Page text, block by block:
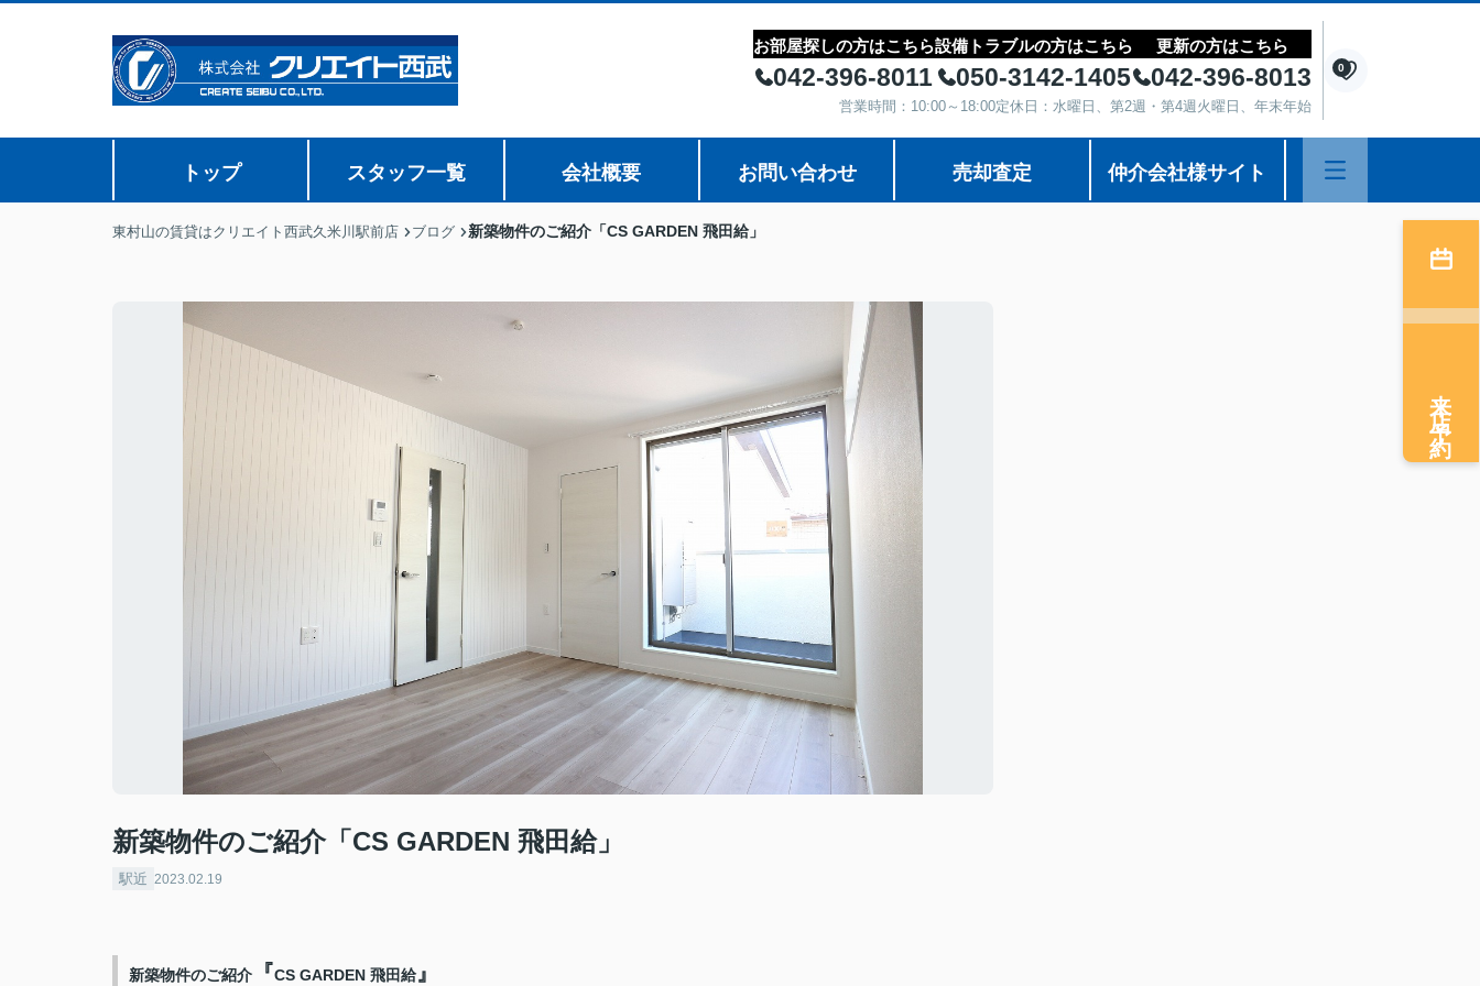
お部屋探しの方はこちら
042-396-8011
設備トラブルの方はこちら
050-3142-1405
更新の方はこちら
042-396-8013
営業時間：10:00～18:00定休日：水曜日、第2週・第4週火曜日、年末年始
0
トップ スタッフ一覧 会社概要 お問い合わせ 売却査定 仲介会社様サイト
東村山の賃貸はクリエイト西武久米川駅前店 ブログ 新築物件のご紹介「CS GARDEN 飛田給」
新築物件のご紹介「CS GARDEN 飛田給」
駅近 2023.02.19
新築物件のご紹介 『CS GARDEN 飛田給』
来店予約